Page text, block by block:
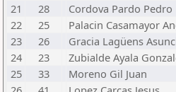
21
28 Cordova Pardo Pedro
22
25 Palacin Casamayor
23
26 Gracia Lagüens
24
23 Zubialde Ayala
25
33 Moreno Gil Juan